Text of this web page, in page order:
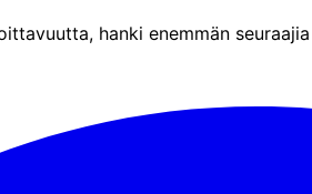
hanki enemmän